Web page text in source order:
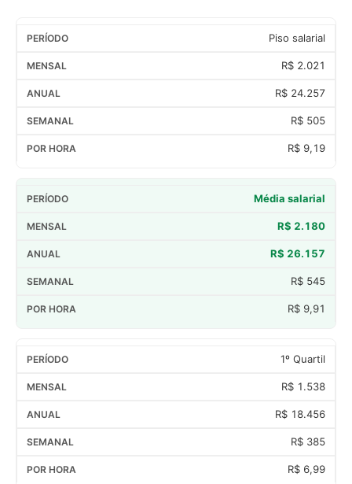
Piso salarial
R$ 2.021
R$ 24.257
R$ 505
R$ 9,19
Média salarial
R$ 2.180
R$ 26.157
R$ 545
R$ 9,91
1º Quartil
R$ 1.538
R$ 18.456
R$ 385
R$ 6,99